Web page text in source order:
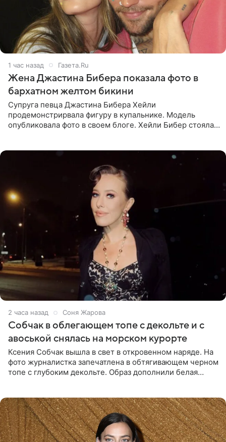
1 час назад Газета.Ru
Жена Джастина Бибера показала фото в
бархатном желтом бикини
Супруга певца Джастина Бибера Хейли
продемонстрирвала фигуру в купальнике. Модель
опубликовала фото в своем блоге. Хейли Бибер стояла
2 часа назад Соня Жарова
Собчак в облегающем топе с декольте и с
авоськой снялась на морском курорте
Ксения Собчак вышла в свет в откровенном наряде. На
фото журналистка запечатлена в обтягивающем черном
топе с глубоким декольте. Образ дополнили белая